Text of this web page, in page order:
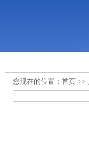
您现在的位置： 首页 >>